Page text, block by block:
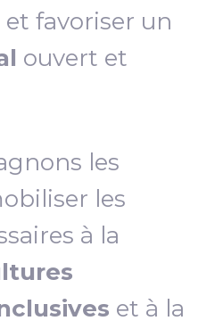
favoriser un
ouvert et
les
les
à la
et à la